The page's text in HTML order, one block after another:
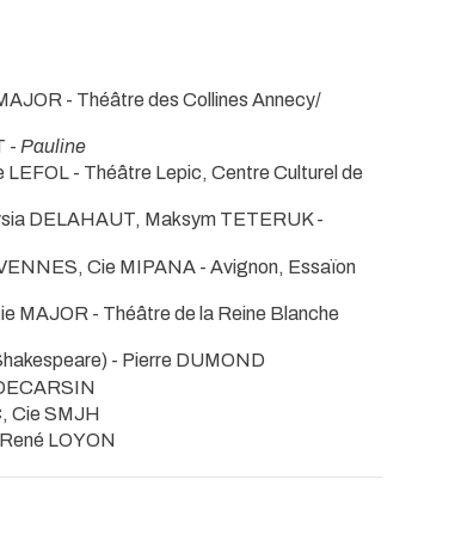
- Théâtre des Collines Annecy/
- Pauline
LEFOL - Théâtre Lepic, Centre Culturel de
DELAHAUT, Maksym TETERUK-
Cie MIPANA - Avignon, Essaïon
MAJOR - Théâtre de la Reine Blanche
- Pierre DUMOND
Cie SMJH
LOYON